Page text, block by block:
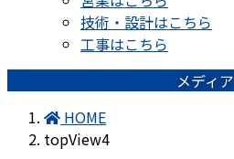
技術・設計はこちら
工事はこちら
メディア
HOME
topView4